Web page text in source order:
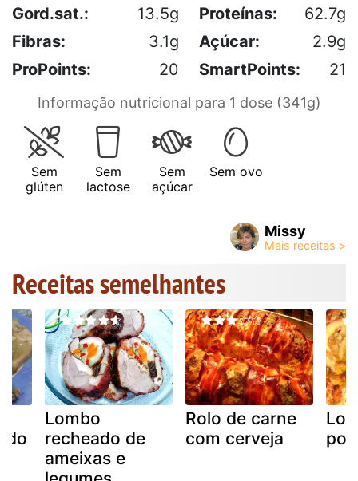
Gord.sat.:
13.5g Proteínas:
62.7g
Fibras:
3.1g Açúcar:
2.9g
ProPoints:
20 SmartPoints: 21
Informação nutricional para 1 dose (341g)
Sem
glúten
Sem
lactose
Sem
açúcar
Sem ovo
Missy
Receitas semelhantes
Lombo
recheado de
ameixas e
Rolo de carne
com cerveja